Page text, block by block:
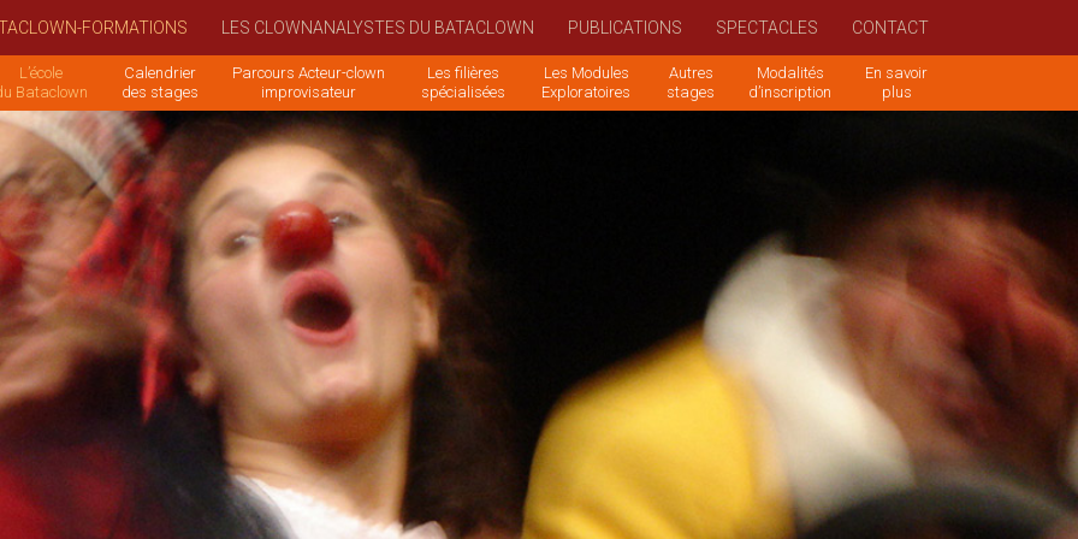
FORMATIONS LES CLOWNANALYSTES DU BATACLOWN PUBLICATIONS SPECTACLES CONTACT
L’école
Bataclown
Calendrier
des stages
Parcours Acteur-clown
improvisateur
Les filières
spécialisées
Les Modules
Exploratoires
Autres
stages
Modalités
d’inscription
En savoir
plus